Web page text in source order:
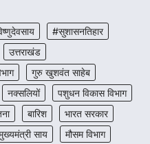
#सुशासनतिहार
उत्तराखंड
गुरु खुशवंत साहेब
नक्सलियों
पशुधन विकास विभाग
बारिश
भारत सरकार
साय मौसम विभाग